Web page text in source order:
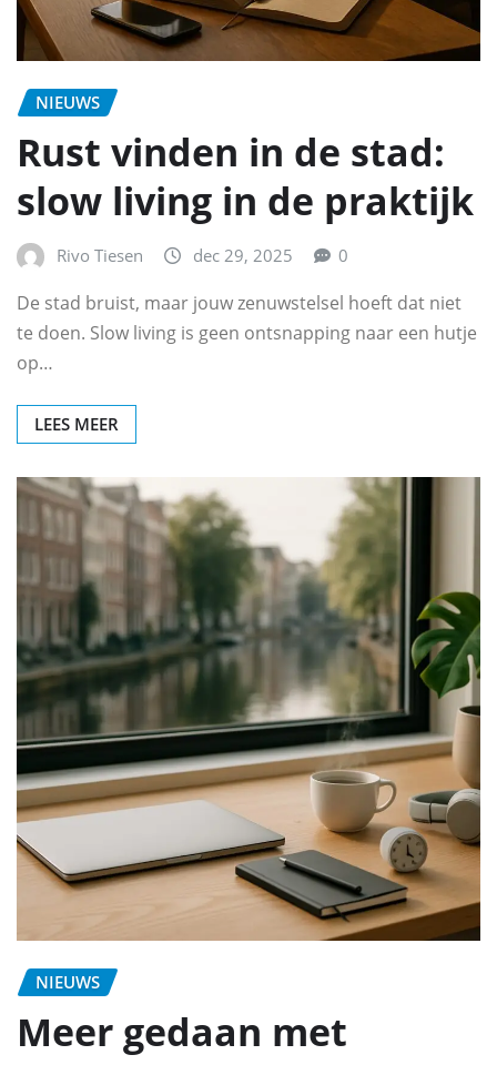
NIEUWS
Rust vinden in de stad:
slow living in de praktijk
Rivo Tiesen dec 29, 2025 0
De stad bruist, maar jouw zenuwstelsel hoeft dat niet
te doen. Slow living is geen ontsnapping naar een hutje
op…
LEES MEER
NIEUWS
Meer gedaan met